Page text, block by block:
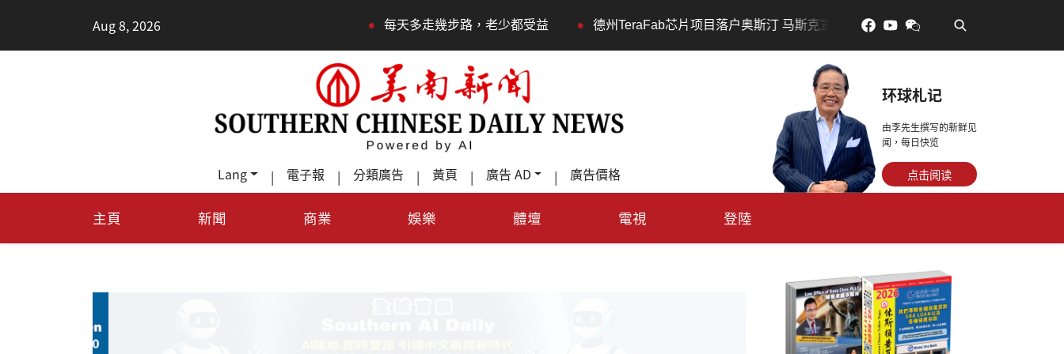
Aug 8, 2026 每天多走幾步路，老少都受益 • 德州TeraFab芯片项目落户奥斯汀 马斯克宣布投资200亿美元建设AI芯片制造基地
Lang | 電子報 | 分類廣告 | 黃頁 | 廣告 AD | 廣告價格
环球札记
由李先生撰写的新鲜见
闻，每日快览
点击阅读
主頁 新聞 商業 娛樂 體壇 電視 登陸